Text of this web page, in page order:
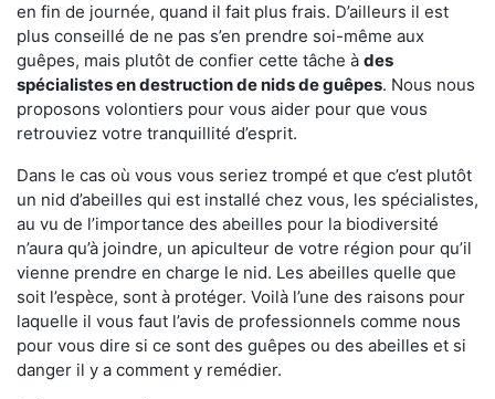
en fin de journée, quand il fait plus frais. D’ailleurs il est
plus conseillé de ne pas s’en prendre soi-même aux
guêpes, mais plutôt de confier cette tâche à des
spécialistes en destruction de nids de guêpes. Nous nous
proposons volontiers pour vous aider pour que vous
retrouviez votre tranquillité d’esprit.
Dans le cas où vous vous seriez trompé et que c’est plutôt
un nid d’abeilles qui est installé chez vous, les spécialistes,
au vu de l’importance des abeilles pour la biodiversité
n’aura qu’à joindre, un apiculteur de votre région pour qu’il
vienne prendre en charge le nid. Les abeilles quelle que
soit l’espèce, sont à protéger. Voilà l’une des raisons pour
laquelle il vous faut l’avis de professionnels comme nous
pour vous dire si ce sont des guêpes ou des abeilles et si
danger il y a comment y remédier.